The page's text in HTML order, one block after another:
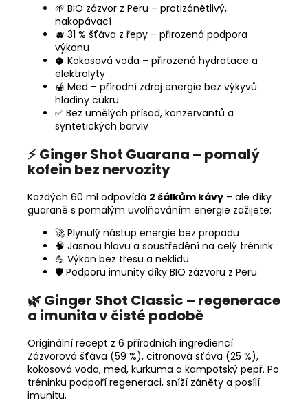
🌱 BIO zázvor z Peru – protizánětlivý,
nakopávací
🫐 31 % šťáva z řepy – přirozená podpora
výkonu
🥥 Kokosová voda – přirozená hydratace a
elektrolyty
🍯 Med – přírodní zdroj energie bez výkyvů
hladiny cukru
✅ Bez umělých přísad, konzervantů a
syntetických barviv
⚡ Ginger Shot Guarana – pomalý
kofein bez nervozity
Každých 60 ml odpovídá 2 šálkům kávy – ale díky
guaraně s pomalým uvolňováním energie zažijete:
🚀 Plynulý nástup energie bez propadu
🧠 Jasnou hlavu a soustředění na celý trénink
💪 Výkon bez třesu a neklidu
🛡️ Podporu imunity díky BIO zázvoru z Peru
🌿 Ginger Shot Classic – regenerace
a imunita v čisté podobě
Originální recept z 6 přírodních ingrediencí.
Zázvorová šťáva (59 %), citronová šťáva (25 %),
kokosová voda, med, kurkuma a kampotský pepř. Po
tréninku podpoří regeneraci, sníží záněty a posílí
imunitu.